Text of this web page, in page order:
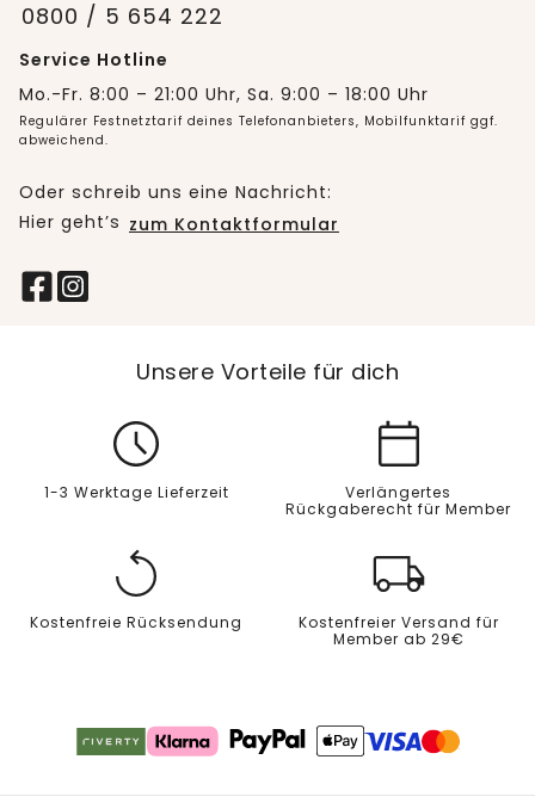
0800 / 5 654 222
Service Hotline
Mo.-Fr. 8:00 – 21:00 Uhr, Sa. 9:00 – 18:00 Uhr
Regulärer Festnetztarif deines Telefonanbieters, Mobilfunktarif ggf.
abweichend.
Oder schreib uns eine Nachricht:
Hier geht’s zum Kontaktformular
Unsere Vorteile für dich
1-3 Werktage Lieferzeit
Verlängertes
Rückgaberecht für Member
Kostenfreie Rücksendung
Kostenfreier Versand für
Member ab 29€